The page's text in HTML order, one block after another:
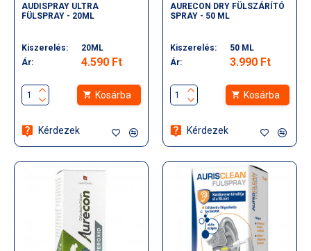
AUDISPRAY ULTRA
FÜLSPRAY - 20ML
Kiszerelés:
20ML
Ár:
4.590 Ft
Kosárba
Kérdezek
AURECON DRY FÜLSZÁRÍTÓ
SPRAY - 50 ML
Kiszerelés:
50 ML
Ár:
3.990 Ft
Kosárba
Kérdezek